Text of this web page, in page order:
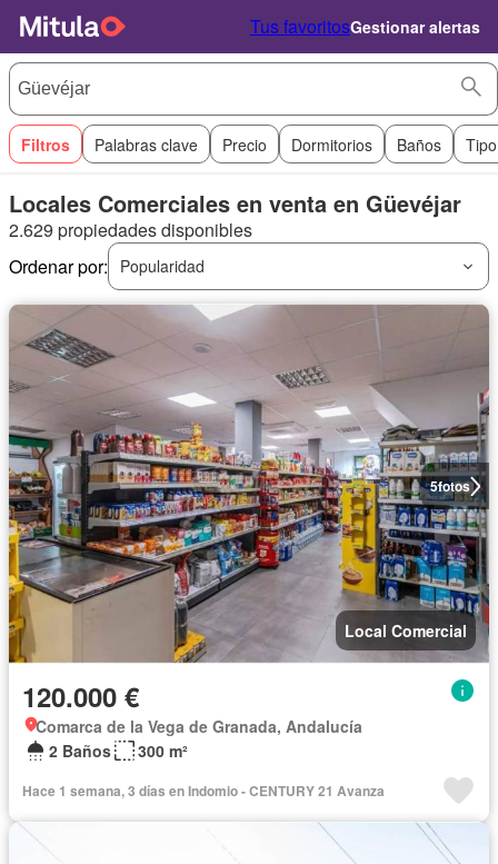
Tus favoritosGestionar alertas
Filtros Palabras clave Precio Dormitorios Baños
Locales Comerciales en venta en Güevéjar
2.629 propiedades disponibles
Ordenar por:
Popularidad
5fotos
Local Comercial
120.000 €
Comarca de la Vega de Granada, Andalucía
2 Baños
300 m²
Hace 1 semana, 3 días en Indomio - CENTURY 21 Avanza